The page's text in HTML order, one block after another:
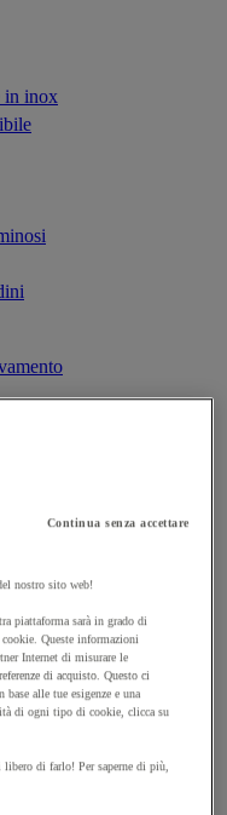
in inox
ruota
Continua senza accettare
nostro sito web!
piattaforma sarà in grado di
Queste informazioni
Internet di misurare le
di acquisto. Questo ci
alle tue esigenze e una
di ogni tipo di cookie, clicca su
libero di farlo! Per saperne di più,